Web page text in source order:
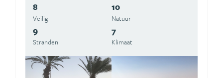
8
Veilig
10
Natuur
9
Stranden
7
Klimaat